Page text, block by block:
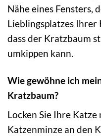
Nähe eines Fensters,
Lieblingsplatzes Ihrer
dass der Kratzbaum
umkippen kann.
Wie gewöhne ich
Kratzbaum?
Locken Sie Ihre
Katzenminze an den